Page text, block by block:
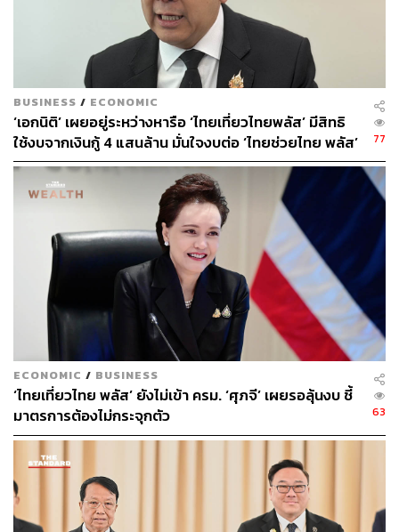
นอกจากนี้ ยังมีการเสนอมาตรการคูปองปุ๋ย เพื่อช่วยลดภาระ
ต้นทุนการผลิต โดยเสนอให้สนับสนุนคูปองมูลค่า 200 บาท
ต่อกระสอบ จำกัดไม่เกิน 20 ใบต่อครอบครัว หรือคิดเป็น
มูลค่าช่วยเหลือสูงสุด 4,000 บาท ซึ่งเกษตรกรสามารถเลือก
ซื้อปุ๋ยได้ทุกสูตรตามความต้องการ โดยเบื้องต้นทาง นบข. ไม่
ขัดข้องในหลักการ และให้เสนอผ่านคณะอนุกรรมการตาม
ขั้นตอนเช่นเดียวกัน
ปราโมทย์กล่าวต่อว่า ในสถานการณ์ปัจจุบัน พี่น้องเกษตรกร
ได้รับความเดือดร้อนอย่างหนักจากต้นทุนการผลิตที่สูงถึง
6,500-7,000 บาทต่อไร่ ทั้งจากค่าปุ๋ย ค่ายา และค่าน้ำมัน
ขณะที่ราคาขายข้าวอยู่ที่ประมาณตันละ 4,500-6,000 บาท
ซึ่งทำให้เกษตรกรอยู่ในภาวะขาดทุนจากการผลิต การได้รับ
เงินช่วยเหลือเพิ่มเติมและคูปองปุ๋ยจึงจะช่วยบรรเทาความ
เดือดร้อนได้ในระดับหนึ่ง
สำหรับมาตรการประกันภัยนาข้าว ที่ประชุม นบข. ให้กลับไป
ทบทวนใหม่ เนื่องจากเกรงว่าจะมีความซ้ำซ้อนกับระบบการ
ชดเชยเยียวยาภัยพิบัติที่มีอยู่เดิม
สำหรับการจ่ายเงินข้าวนาปังที่ยังค้างจ่ายให้กับเกษตรกร ที่
ประชุมเห็นชอบให้จ่ายเงินที่ค้างอยู่ให้กับเกษตรกร 230,000
ราย ในส่วนของงบประมาณโครงการข้าวนาปังปีที่ผ่านมา
BUSINESS / ECONOMIC
‘เอกนิติ’ เผยอยู่ระหว่างหารือ ‘ไทยเที่ยวไทยพลัส’ มีสิทธิ
ใช้งบจากเงินกู้ 4 แสนล้าน มั่นใจงบต่อ ‘ไทยช่วยไทย พลัส’
เฟส 2 มีเพียงพอ
77
ECONOMIC / BUSINESS
‘ไทยเที่ยวไทย พลัส’ ยังไม่เข้า ครม. ‘ศุภจี’ เผยรอลุ้นงบ ชี้
มาตรการต้องไม่กระจุกตัว
63